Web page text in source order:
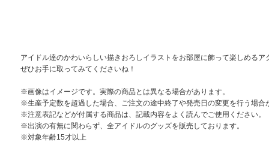
アイドル達のかわいらしい描きおろしイラストをお部屋に飾って楽しめるア
ぜひお手に取ってみてくださいね！
※画像はイメージです。実際の商品とは異なる場合があります。
※生産予定数を超過した場合、ご注文の途中終了や発売日の変更を行う場合
※注意表記などが付属する商品は、記載内容をよく読んでご使用ください。
※出演の有無に関わらず、全アイドルのグッズを販売しております。
※対象年齢15才以上